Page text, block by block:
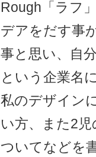
Rough「ラフ
デアをだす事
事と思い、自
という企業名
私のデザイン
い方、また2
ついてなどを